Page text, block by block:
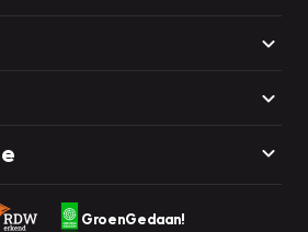
GroenGedaan!